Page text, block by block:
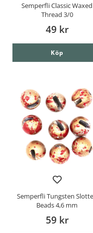
Semperfli Classic Waxed
Thread 3/0
49 kr
Köp
Semperfli Tungsten
Beads 4,6 mm
59 kr